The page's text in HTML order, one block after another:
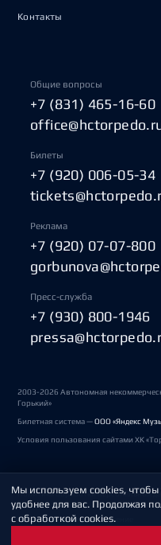
Контакты
Общие вопросы
+7 (831) 465-16-60
Билеты
+7 (920) 006-05-34
Реклама
+7 (920) 07-07-800
Пресс-служба
+7 (930) 800-1946
2003-2026 Автономная
Горький»
Билетная система —ООО «Яндекс
Условия пользования сайтами ХК
Политика обработки персональных
Пользовательское соглашение
Мы используем cookies, чтобы
удобнее для вас. Продолжая
с обработкой cookies.